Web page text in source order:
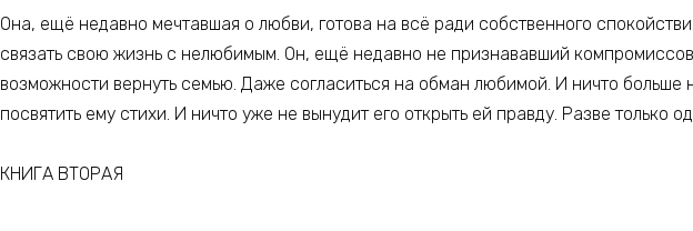
Она, ещё недавно мечтавшая о любви, готова на всё ради собственного
связать свою жизнь с нелюбимым. Он, ещё недавно не признававший
возможности вернуть семью. Даже согласиться на обман любимой. И ничто больше
посвятить ему стихи. И ничто уже не вынудит его открыть ей правду. Разве только
КНИГА ВТОРАЯ